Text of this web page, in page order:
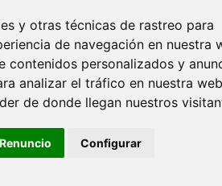
y otras técnicas de rastreo para
de navegación en nuestra
contenidos personalizados y
analizar el tráfico en nuestra
de donde llegan nuestros
Renuncio Configurar